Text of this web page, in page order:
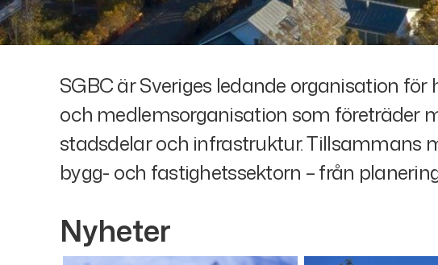
S
t
a
r
SGBC är Sveriges ledande organisation
och medlemsorganisation som företräder
stadsdelar och infrastruktur. Tillsammans
bygg- och fastighetssektorn – från
Nyheter